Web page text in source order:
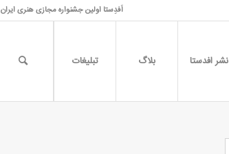
اَفدِستا اولین جشنواره مجازی هنری ایران
نشر افدستا بلاگ تبلیغات